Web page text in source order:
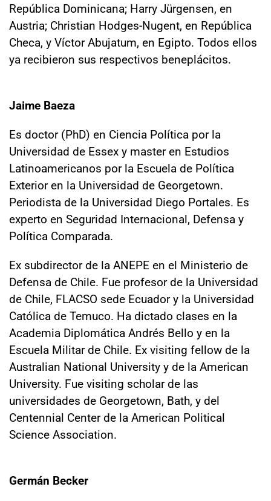
República Dominicana; Harry Jürgensen, en
Austria; Christian Hodges-Nugent, en República
Checa, y Víctor Abujatum, en Egipto. Todos ellos
ya recibieron sus respectivos beneplácitos.
Jaime Baeza
Es doctor (PhD) en Ciencia Política por la
Universidad de Essex y master en Estudios
Latinoamericanos por la Escuela de Política
Exterior en la Universidad de Georgetown.
Periodista de la Universidad Diego Portales. Es
experto en Seguridad Internacional, Defensa y
Política Comparada.
Ex subdirector de la ANEPE en el Ministerio de
Defensa de Chile. Fue profesor de la Universidad
de Chile, FLACSO sede Ecuador y la Universidad
Católica de Temuco. Ha dictado clases en la
Academia Diplomática Andrés Bello y en la
Escuela Militar de Chile. Ex visiting fellow de la
Australian National University y de la American
University. Fue visiting scholar de las
universidades de Georgetown, Bath, y del
Centennial Center de la American Political
Science Association.
Germán Becker